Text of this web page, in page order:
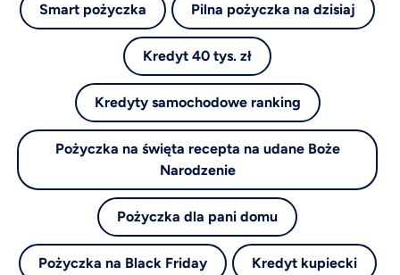
Smart pożyczka Pilna pożyczka na dzisiaj
Kredyt 40 tys. zł
Kredyty samochodowe ranking
Pożyczka na święta recepta na udane Boże
Narodzenie
Pożyczka dla pani domu
Pożyczka na Black Friday Kredyt kupiecki